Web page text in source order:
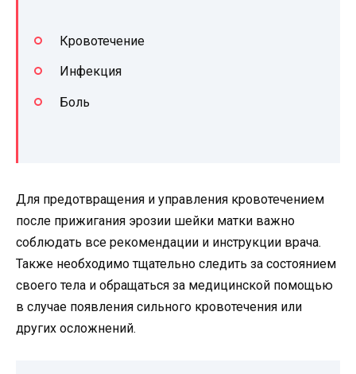
Кровотечение
Инфекция
Боль
Для предотвращения и управления кровотечением
после прижигания эрозии шейки матки важно
соблюдать все рекомендации и инструкции врача.
Также необходимо тщательно следить за состоянием
своего тела и обращаться за медицинской помощью
в случае появления сильного кровотечения или
других осложнений.